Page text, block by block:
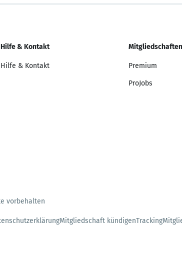
Hilfe & Kontakt
Hilfe & Kontakt
Mitgliedschaften
Premium
ProJobs
vorbehalten
Mitgliedschaft kündigenTracking